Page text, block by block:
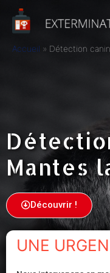
Accueil Détection
Mantes
Découvrir !
UNE